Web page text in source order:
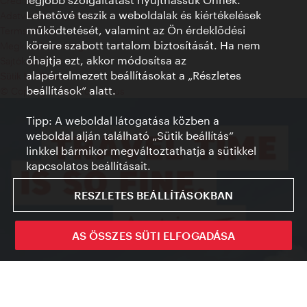
Adatvédelmi nyilatkozat
Terms of Use
Megközelíthetőség
Sajtókapcsolat
Sütik beállítása
© Copyright WienTourismus
Lehetővé teszik a weboldalak és kiértékelések
működtetését, valamint az Ön érdeklődési
köreire szabott tartalom biztosítását. Ha nem
óhajtja ezt, akkor módosítsa az
alapértelmezett beállításokat a „Részletes
beállítások“ alatt.
Tipp: A weboldal látogatása közben a
weboldal alján található „Sütik beállítás”
linkkel bármikor megváltoztathatja a sütikkel
kapcsolatos beállításait.
RESZLETES BEÁLLÍTÁSOKBAN
AS ÖSSZES SÜTI ELFOGADÁSA